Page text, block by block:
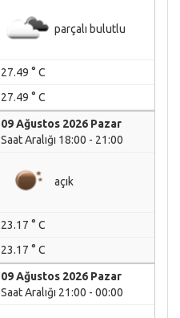
parçalı bulutlu
27.49 ° C
27.49 ° C
09 Ağustos 2026 Pazar
Saat Aralığı 18:00 - 21:00
açık
23.17 ° C
23.17 ° C
09 Ağustos 2026 Pazar
Saat Aralığı 21:00 - 00:00